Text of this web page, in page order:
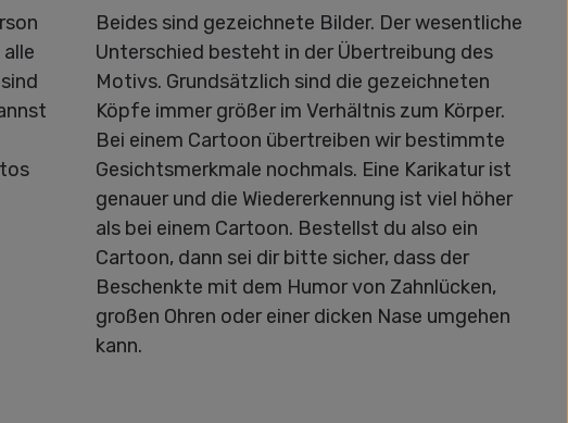
Beides sind gezeichnete Bilder. Der wesentliche
Unterschied besteht in der Übertreibung des
Motivs. Grundsätzlich sind die gezeichneten
Köpfe immer größer im Verhältnis zum Körper.
Bei einem Cartoon übertreiben wir bestimmte
Gesichtsmerkmale nochmals. Eine Karikatur ist
genauer und die Wiedererkennung ist viel höher
als bei einem Cartoon. Bestellst du also ein
Cartoon, dann sei dir bitte sicher, dass der
Beschenkte mit dem Humor von Zahnlücken,
großen Ohren oder einer dicken Nase umgehen
kann.